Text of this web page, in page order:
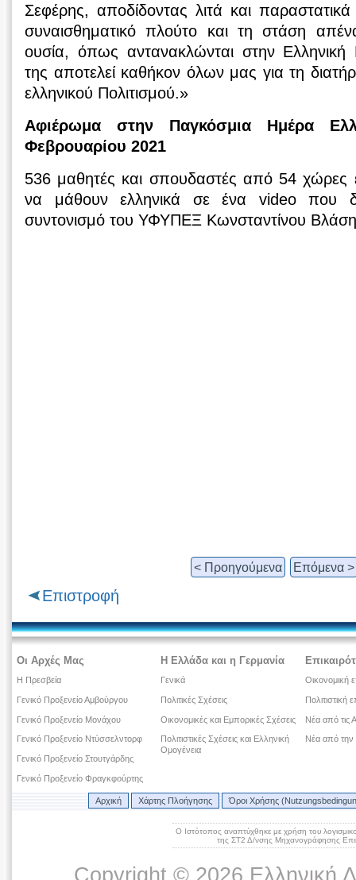
Σεφέρης, αποδίδοντας λιτά και παραστατικά
συναισθηματικό πλούτο και τη στάση
ουσία, όπως αντανακλώνται στην
της αποτελεί καθήκον όλων μας για τη
ελληνικού Πολιτισμού.»
Αφιέρωμα στην Παγκόσμια Ημέρα
Φεβρουαρίου 2021
536 μαθητές και σπουδαστές από 54 χώρες
να μάθουν ελληνικά σε ένα video που
συντονισμό του ΥΦΥΠΕΞ Κωνσταντίνου
< Προηγούμενα Επόμενα >
Επιστροφή
Οι Αρχές Μας
Η Πρεσβεία
Γενικό Προξενείο Αμβούργου
Γενικό Προξενείο Μονάχου
Γενικό Προξενείο Ντύσσελντορφ
Γενικό Προξενείο Στουτγάρδης
Γενικό Προξενείο Φραγκφούρτης
Η Ελλάδα και η Γερμανία
Γενικά
Πολιτικές Σχέσεις
Οικονομικές και Εμπορικές Σχέσεις
Πολιτιστικές Σχέσεις και Ελληνική
Ομογένεια
Οικονομική
Πολιτιστική
Νέα από τις
Νέα από την
Αρχική Χάρτης Πλοήγησης Όροι Χρήσης
Ο Ιστότοπος αναπτύχθηκε με χρήση του
της ΣΤ2 Δ/νσης Μηχανογράφησης